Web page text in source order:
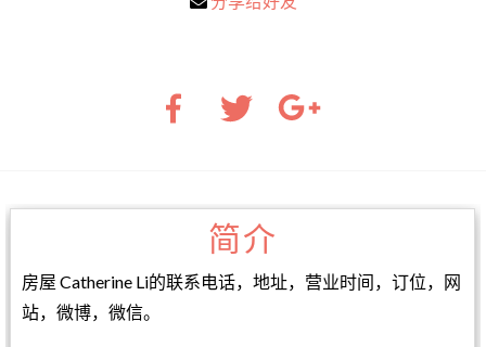
简介
房屋 Catherine Li的联系电话，地址，营业时间，订位，网
站，微博，微信。